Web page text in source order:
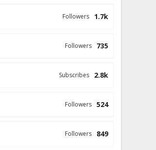
1.7k
Followers
735
Followers
2.8k
Subscribes
524
Followers
849
Followers